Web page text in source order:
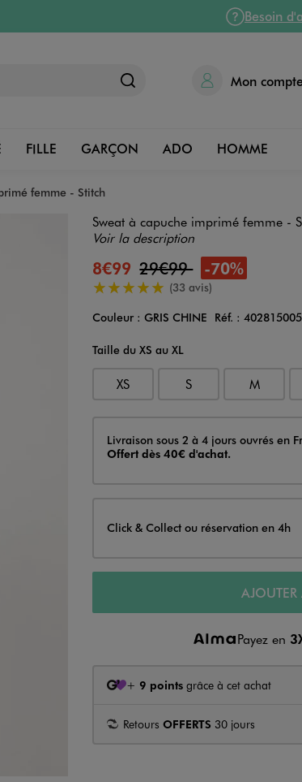
Besoin
Mon
FILLE GARÇON ADO HOMME
femme - Stitch
Sweat à capuche imprimé femme -
Voir la description
8€99 29€99 -70%
5/5 de moyenne(33 avis)
Couleur
Couleur : GRIS CHINE Réf. :
Taille du XS au XL
XS S M
Livraison
Livraison sous 2 à 4 jours ouvrés en
Offert dès 40€ d'achat.
Click & Collect ou réservation en 4h
Payez en
+ 9 pointsgrâce à cet achat
Retours OFFERTS 30 jours